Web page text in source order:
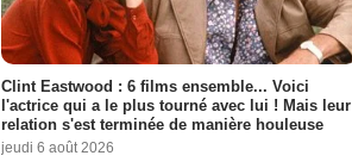
Clint Eastwood : 6 films ensemble... Voici
l'actrice qui a le plus tourné avec lui ! Mais leur
relation s'est terminée de manière houleuse
jeudi 6 août 2026